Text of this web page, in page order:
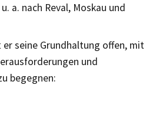
a. nach Reval, Moskau und
seine Grundhaltung offen, mit
und
begegnen: